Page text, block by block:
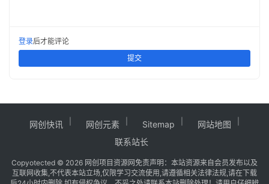
登录后才能评论
提交
网创快讯 网创元素 Sitemap
网站地图
联系站长
Copyotected © 2026 网创项目资源网 免责声明：本站资源来自会员发布以及
互联网收集,不代表本站立场,仅限学习交流使用,请遵循相关法律法规,请在下载